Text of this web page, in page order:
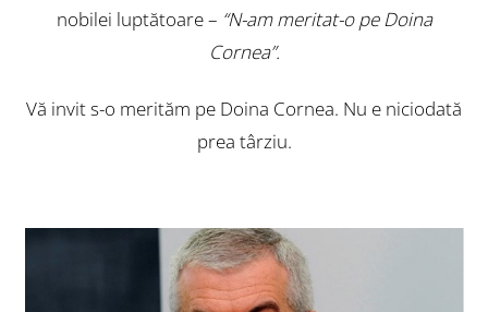
nobilei luptătoare – “N-am meritat-o pe Doina
Cornea”.
Vă invit s-o merităm pe Doina Cornea. Nu e niciodată
prea târziu.